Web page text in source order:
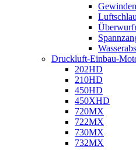
Druckluft-Einbau-
202HD
210HD
450HD
450XHD
720MX
722MX
730MX
732MX